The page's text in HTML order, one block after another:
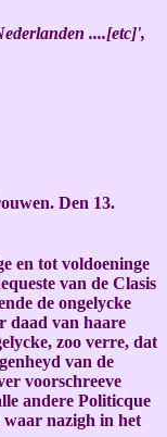
....[etc]',
Den 13.
en tot voldoeninge
van de Clasis
de ongelycke
daad van haare
zoo verre, dat
van de
voorschreeve
andere Politicque
waar nazigh in het